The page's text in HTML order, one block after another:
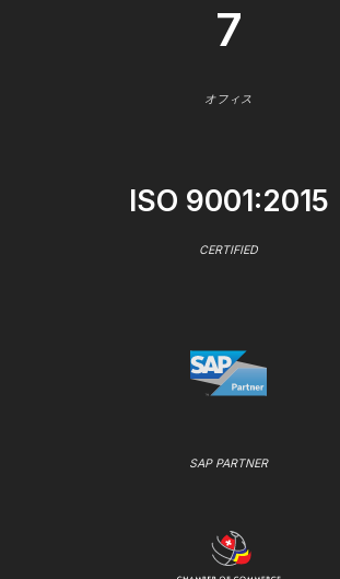
7
オフィス
ISO 9001:2015
CERTIFIED
SAP PARTNER